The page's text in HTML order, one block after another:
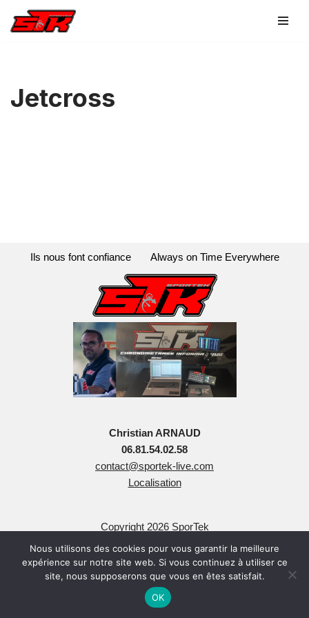
Jetcross
Ils nous font confiance Always on Time Everywhere
Christian ARNAUD
06.81.54.02.58
contact@sportek-live.com
Localisation
Copyright 2026 SporTek
Tous Droits Réservés
| Propulsé par
Nous utilisons des cookies pour vous garantir la meilleure
expérience sur notre site web. Si vous continuez à utiliser ce
site, nous supposerons que vous en êtes satisfait.
OK